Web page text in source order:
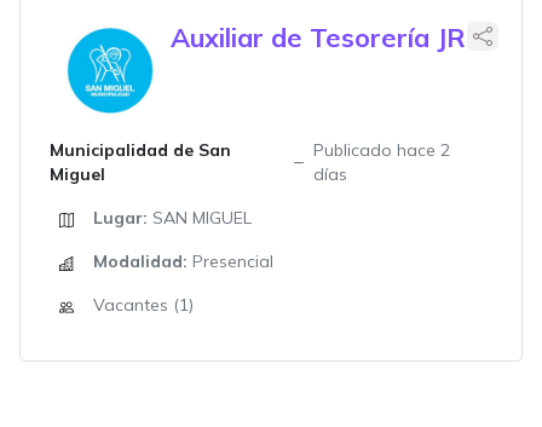
Auxiliar de Tesorería JR
Municipalidad de San
Miguel
Publicado hace 2
días
Lugar: SAN MIGUEL
Modalidad: Presencial
Vacantes (1)